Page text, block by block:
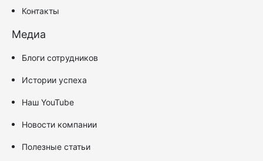
Контакты
Медиа
Блоги сотрудников
Истории успеха
Наш YouTube
Новости компании
Полезные статьи